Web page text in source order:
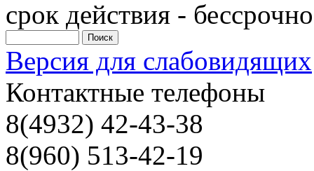
срок действия - бессрочно
Версия для слабовидящих
Контактные телефоны
8(4932) 42-43-38
8(960) 513-42-19